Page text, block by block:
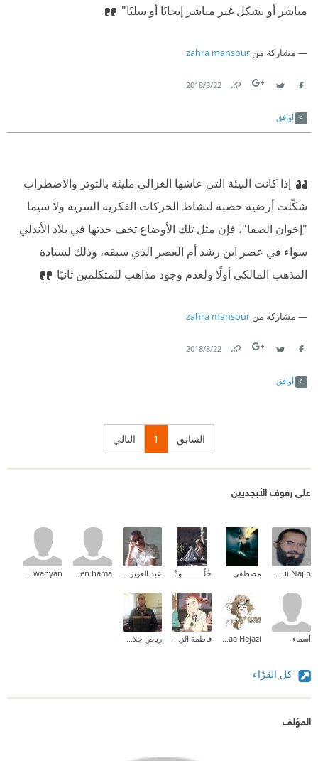
مباشر أو بشكل غير مباشر إيجابًا أو سلبًا"
مشاركة من zahra mansour
22‏/8‏/2018
أوافق
إذا كانت البيئة التي عاشها الغزالي مليئة بالتوتر والاضطراب
شكّلت أرضية خصبة لنشاط الحركات الفكرية السرية ولا سيما
"إخوان الصفا"، فإن مثل تلك الأوضاع تخف حدتها في بلاد الأندلي
سواء في عصر ابن رشد أم العصر الذي سبقه، وذلك لسيادة
المذهب المالكي أولًا ولعدم وجود مذاهب للمتكلمين ثانيًا
مشاركة من zahra mansour
22‏/8‏/2018
أوافق
السابق 1 التالي
على رفوف الأبجديين
Chergui Najib مصطفى خُلُــــــــــودْ عبد العزيز سليماني abomazen.hama
mahawanyan
أسماء Fedaa Hejazi فاطمة الزهراء جنان رياض جلال الدين
كل القرّاء
المؤلف